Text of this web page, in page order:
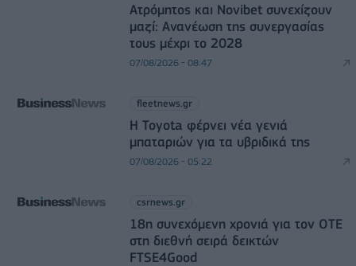
Ατρόμητος και Novibet συνεχίζουν
μαζί: Ανανέωση της συνεργασίας
τους μέχρι το 2028
07/08/2026 - 08:47
fleetnews.gr
Η Toyota φέρνει νέα γενιά
μπαταριών για τα υβριδικά της
07/08/2026 - 05:22
csrnews.gr
18η συνεχόμενη χρονιά για τον ΟΤΕ
στη διεθνή σειρά δεικτών
FTSE4Good